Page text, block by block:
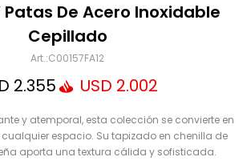
Patas De Acero Inoxidable
Cepillado
C00157FA12
2.355 USD 2.002
y atemporal, esta colección se convierte en
espacio. Su tapizado en chenilla de
aporta una textura cálida y sofisticada.